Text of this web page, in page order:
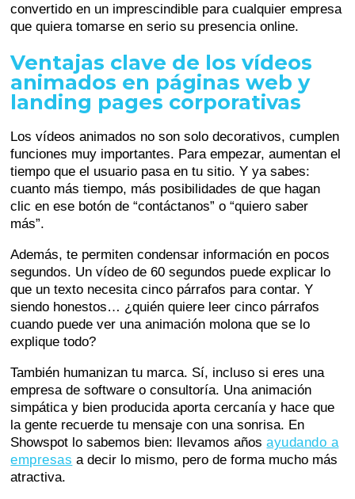
convertido en un imprescindible para cualquier empresa
que quiera tomarse en serio su presencia online.
Ventajas clave de los vídeos
animados en páginas web y
landing pages corporativas
Los vídeos animados no son solo decorativos, cumplen
funciones muy importantes. Para empezar, aumentan el
tiempo que el usuario pasa en tu sitio. Y ya sabes:
cuanto más tiempo, más posibilidades de que hagan
clic en ese botón de “contáctanos” o “quiero saber
más”.
Además, te permiten condensar información en pocos
segundos. Un vídeo de 60 segundos puede explicar lo
que un texto necesita cinco párrafos para contar. Y
siendo honestos… ¿quién quiere leer cinco párrafos
cuando puede ver una animación molona que se lo
explique todo?
También humanizan tu marca. Sí, incluso si eres una
empresa de software o consultoría. Una animación
simpática y bien producida aporta cercanía y hace que
la gente recuerde tu mensaje con una sonrisa. En
Showspot lo sabemos bien: llevamos añosayudando a
empresas a decir lo mismo, pero de forma mucho más
atractiva.